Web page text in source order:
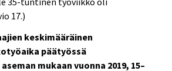
17.)
keskimääräinen
päätyössä
mukaan vuonna 2019, 15–